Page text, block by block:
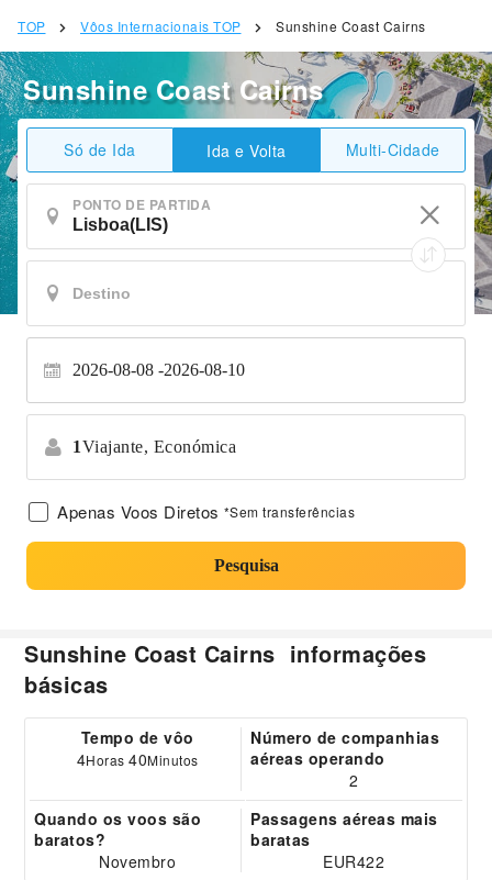
TOP Vôos Internacionais TOP Sunshine Coast Cairns
Sunshine Coast Cairns
Só de Ida Ida e Volta Multi-Cidade
PONTO DE PARTIDA
2026-08-08 2026-08-10
1Viajante, Económica
Apenas Voos Diretos *Sem transferências
Pesquisa
Sunshine Coast Cairns informações
básicas
Tempo de vôo
4Horas40Minutos
Número de companhias
aéreas operando
2
Quando os voos são
baratos?
Novembro
Passagens aéreas mais
baratas
EUR422